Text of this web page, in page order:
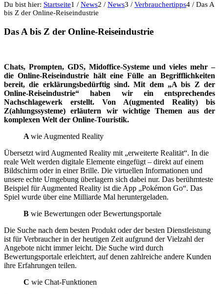
Du bist hier: Startseite1 / News2 / News3 / Verbrauchertipps4 / Das A
bis Z der Online-Reiseindustrie
Das A bis Z der Online-Reiseindustrie
Chats, Prompten, GDS, Midoffice-Systeme und vieles mehr –
die Online-Reiseindustrie hält eine Fülle an Begrifflichkeiten
bereit, die erklärungsbedürftig sind. Mit dem „A bis Z der
Online-Reiseindustrie“ haben wir ein entsprechendes
Nachschlagewerk erstellt. Von A(ugmented Reality) bis
Z(ahlungssysteme) erläutern wir wichtige Themen aus der
komplexen Welt der Online-Touristik.
Awie Augmented Reality
Übersetzt wird Augmented Reality mit „erweiterte Realität“. In die
reale Welt werden digitale Elemente eingefügt – direkt auf einem
Bildschirm oder in einer Brille. Die virtuellen Informationen und
unsere echte Umgebung überlagern sich dabei nur. Das berühmteste
Beispiel für Augmented Reality ist die App „Pokémon Go“. Das
Spiel wurde über eine Milliarde Mal heruntergeladen.
B wie Bewertungen oder Bewertungsportale
Die Suche nach dem besten Produkt oder der besten Dienstleistung
ist für Verbraucher in der heutigen Zeit aufgrund der Vielzahl der
Angebote nicht immer leicht. Die Suche wird durch
Bewertungsportale erleichtert, auf denen zahlreiche andere Kunden
ihre Erfahrungen teilen.
C wie Chat-Funktionen